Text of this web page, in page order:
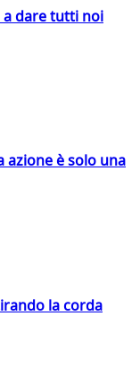
dare tutti noi
azione è solo una
la corda